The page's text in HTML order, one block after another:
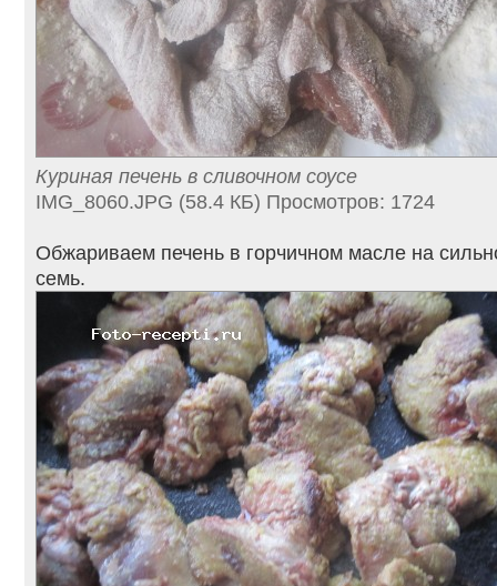
Куриная печень в сливочном соусе
IMG_8060.JPG (58.4 КБ) Просмотров: 1724
Обжариваем печень в горчичном масле на
семь.